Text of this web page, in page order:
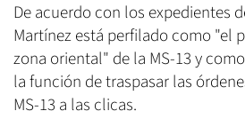
De acuerdo con los expedientes
Martínez está perfilado como "el
zona oriental" de la MS-13 y
la función de traspasar las
MS-13 a las clicas.